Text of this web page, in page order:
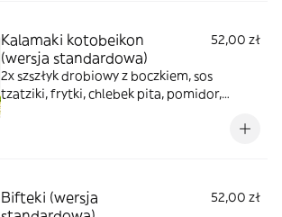
Kalamaki kotobeikon
(wersja standardowa)
52,00 zł
2x szszłyk drobiowy z boczkiem, sos
tzatziki, frytki, chlebek pita, pomidor,
Bifteki (wersja
52,00 zł